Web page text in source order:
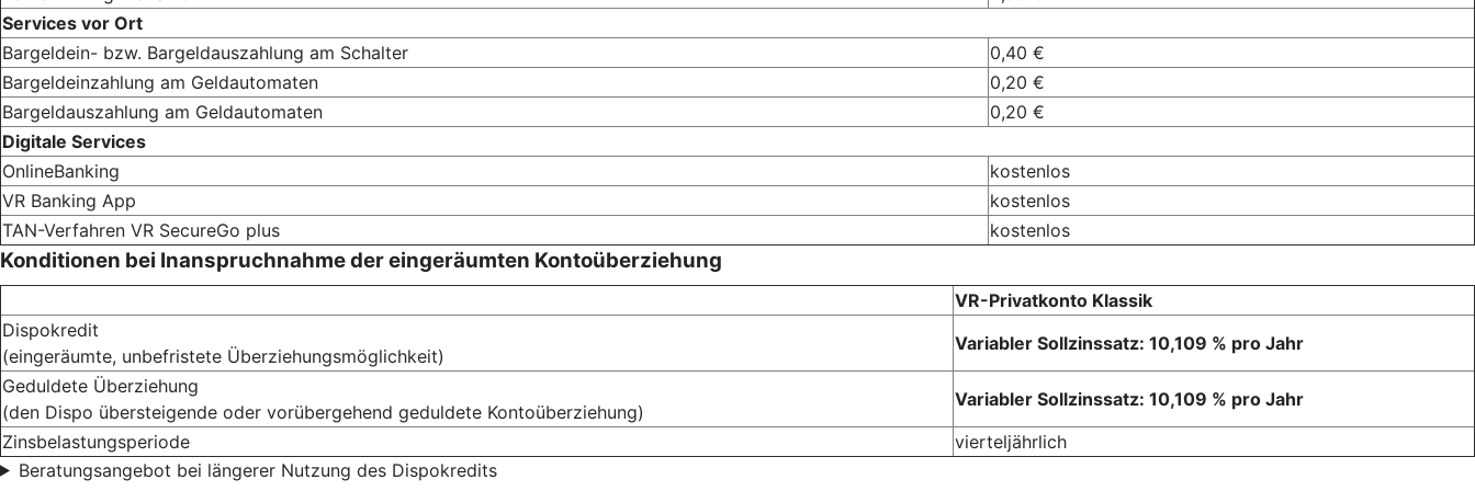
Services vor Ort
Bargeldein- bzw. Bargeldauszahlung am Schalter
0,40 €
Bargeldeinzahlung am Geldautomaten
0,20 €
Bargeldauszahlung am Geldautomaten
0,20 €
Digitale Services
OnlineBanking
kostenlos
VR Banking App
kostenlos
TAN-Verfahren VR SecureGo plus
kostenlos
Konditionen bei Inanspruchnahme der eingeräumten Kontoüberziehung
VR-Privatkonto Klassik
Dispokredit
(eingeräumte, unbefristete Überziehungsmöglichkeit)
Variabler Sollzinssatz: 10,109 % pro Jahr
Geduldete Überziehung
(den Dispo übersteigende oder vorübergehend geduldete Kontoüberziehung)
Variabler Sollzinssatz: 10,109 % pro Jahr
Zinsbelastungsperiode
vierteljährlich
Beratungsangebot bei längerer Nutzung des Dispokredits